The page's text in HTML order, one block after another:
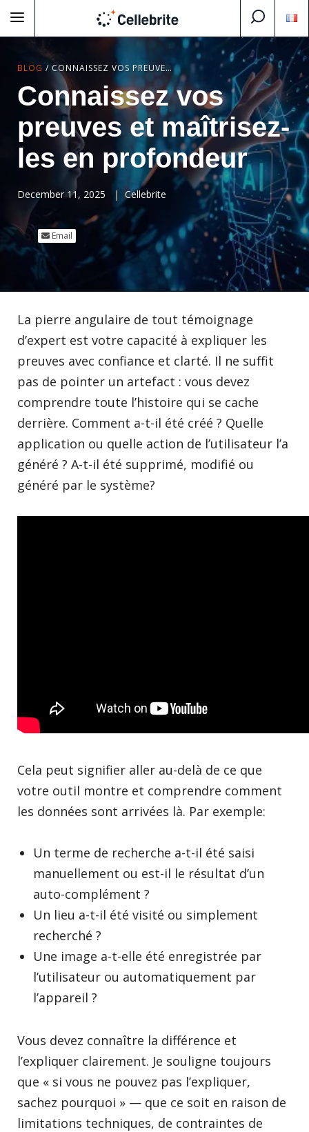
BLOG / CONNAISSEZ VOS PREUVES ET MAÎTRISEZ-LES EN PROFONDEUR
Connaissez vos
preuves et maîtrisez-
les en profondeur
December 11, 2025 | Cellebrite
Email
La pierre angulaire de tout témoignage
d’expert est votre capacité à expliquer les
preuves avec confiance et clarté. Il ne suffit
pas de pointer un artefact : vous devez
comprendre toute l’histoire qui se cache
derrière. Comment a-t-il été créé ? Quelle
application ou quelle action de l’utilisateur l’a
généré ? A-t-il été supprimé, modifié ou
généré par le système?
Cela peut signifier aller au-delà de ce que
votre outil montre et comprendre comment
les données sont arrivées là. Par exemple:
Un terme de recherche a-t-il été saisi
manuellement ou est-il le résultat d’un
auto-complément ?
Un lieu a-t-il été visité ou simplement
recherché ?
Une image a-t-elle été enregistrée par
l’utilisateur ou automatiquement par
l’appareil ?
Vous devez connaître la différence et
l’expliquer clairement. Je souligne toujours
que « si vous ne pouvez pas l’expliquer,
sachez pourquoi » — que ce soit en raison de
limitations techniques, de contraintes de